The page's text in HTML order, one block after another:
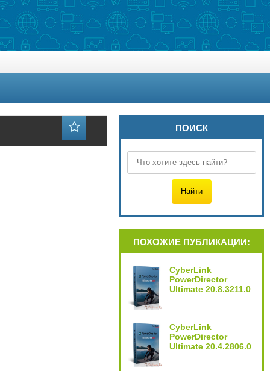
ПОИСК
ПОХОЖИЕ ПУБЛИКАЦИИ:
CyberLink
PowerDirector
Ultimate 20.8.3211.0
CyberLink
PowerDirector
Ultimate 20.4.2806.0